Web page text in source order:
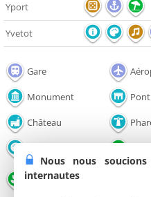
Yport
Yvetot
Gare
Monument Pont
Château
Nature
Nous nous
internautes